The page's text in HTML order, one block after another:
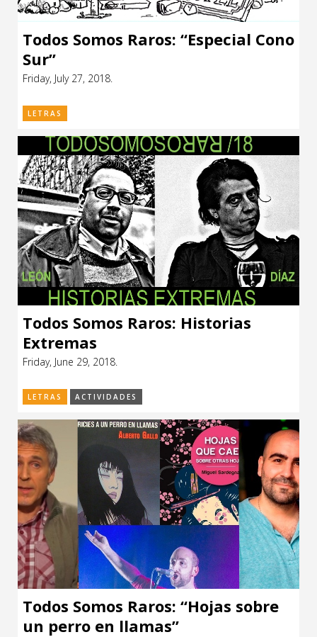
Todos Somos Raros: “Especial Cono
Sur”
Friday, July 27, 2018.
LETRAS
Todos Somos Raros: Historias
Extremas
Friday, June 29, 2018.
LETRAS ACTIVIDADES
Todos Somos Raros: “Hojas sobre
un perro en llamas”